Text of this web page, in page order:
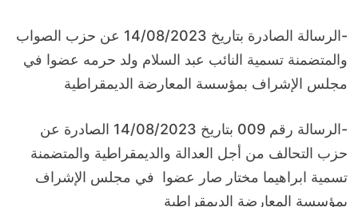
-الرسالة الصادرة بتاريخ 14/08/2023 عن حزب الصواب
والمتضمنة تسمية النائب عبد السلام ولد حرمه عضوا في
مجلس الإشراف بمؤسسة المعارضة الديمقراطية
-الرسالة رقم 009 بتاريخ 14/08/2023 الصادرة عن
حزب التحالف من أجل العدالة والديمقراطية والمتضمنة
تسمية ابراهيما مختار صار عضوا في مجلس الإشراف
بمؤسسة المعارضة الديمقراطية